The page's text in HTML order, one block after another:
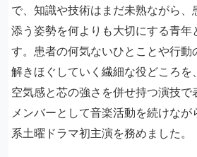
で、知識や技術はまだ未熟ながら、
添う姿勢を何よりも大切にする青年
す。患者の何気ないひとことや行動
解きほぐしていく繊細な役どころを
空気感と芯の強さを併せ持つ演技
メンバーとして音楽活動を続けな
系土曜ドラマ初主演を務めました。